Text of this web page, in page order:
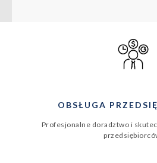
OBSŁUGA
Profesjonalne doradztwo i